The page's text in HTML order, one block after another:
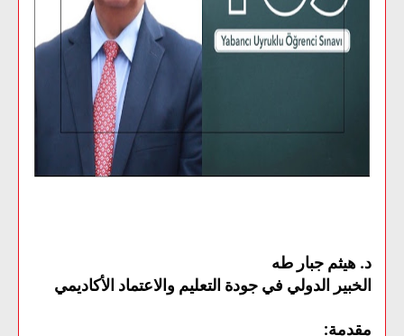
د. هيثم جبار طه
الخبير الدولي في جودة التعليم والاعتماد الأكاديمي
مقدمة: